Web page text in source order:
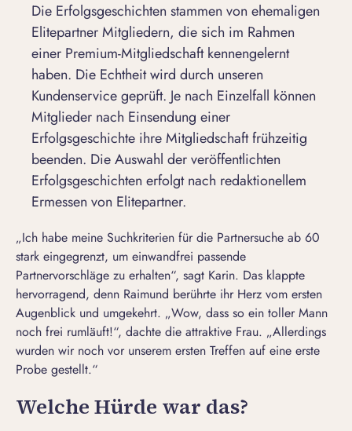
Die Erfolgsgeschichten stammen von ehemaligen
Elitepartner Mitgliedern, die sich im Rahmen
einer Premium-Mitgliedschaft kennengelernt
haben. Die Echtheit wird durch unseren
Kundenservice geprüft. Je nach Einzelfall können
Mitglieder nach Einsendung einer
Erfolgsgeschichte ihre Mitgliedschaft frühzeitig
beenden. Die Auswahl der veröffentlichten
Erfolgsgeschichten erfolgt nach redaktionellem
Ermessen von Elitepartner.
„Ich habe meine Suchkriterien für die Partnersuche ab 60
stark eingegrenzt, um einwandfrei passende
Partnervorschläge zu erhalten“, sagt Karin. Das klappte
hervorragend, denn Raimund berührte ihr Herz vom ersten
Augenblick und umgekehrt. „Wow, dass so ein toller Mann
noch frei rumläuft!“, dachte die attraktive Frau. „Allerdings
wurden wir noch vor unserem ersten Treffen auf eine erste
Probe gestellt.“
Welche Hürde war das?